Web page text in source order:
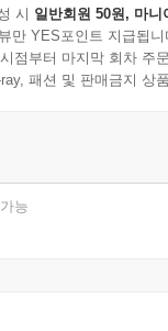
시 일반회원 50원, 마니
만 YES포인트 지급됩니
점부터 마지막 회차 주
패션 및 판매금지 상
능